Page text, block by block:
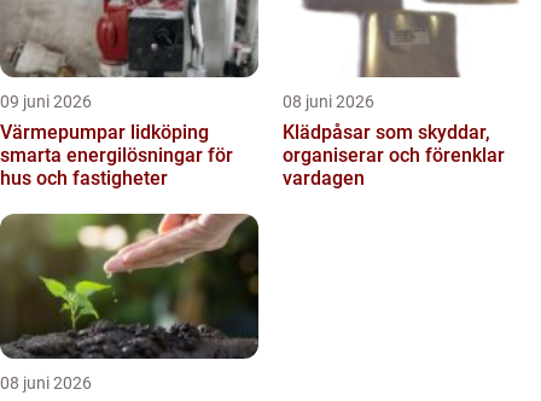
09 juni 2026
Värmepumpar lidköping
smarta energilösningar för
hus och fastigheter
08 juni 2026
Klädpåsar som skyddar,
organiserar och förenklar
vardagen
08 juni 2026